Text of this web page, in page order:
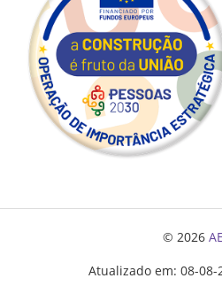
© 2026
Atualizado em: 08-08-